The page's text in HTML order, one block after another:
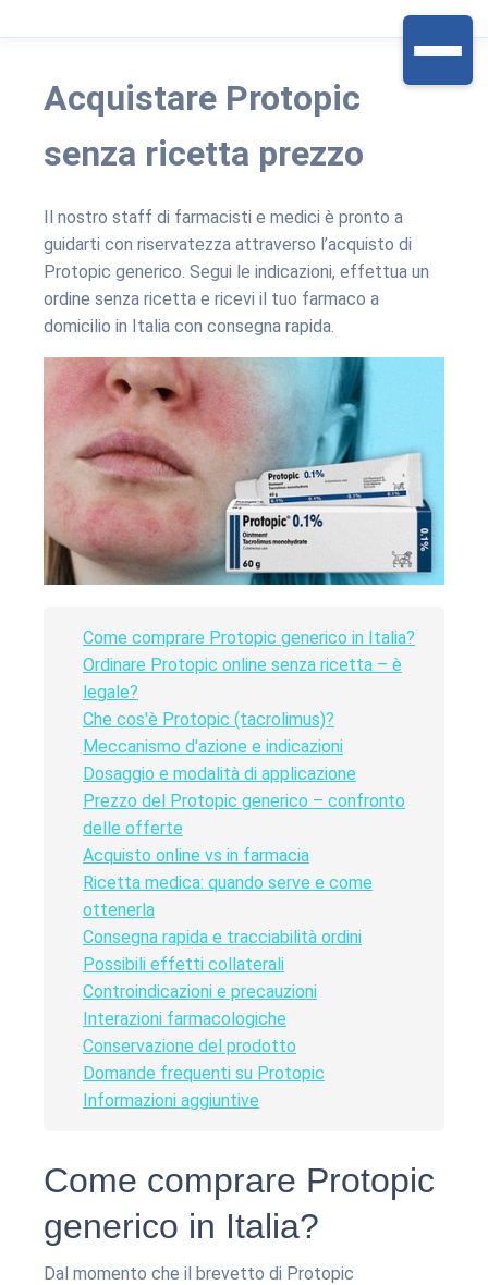
Acquistare Protopic
senza ricetta prezzo
Il nostro staff di farmacisti e medici è pronto a
guidarti con riservatezza attraverso l’acquisto di
Protopic generico. Segui le indicazioni, effettua un
ordine senza ricetta e ricevi il tuo farmaco a
domicilio in Italia con consegna rapida.
Come comprare Protopic generico in Italia?
Ordinare Protopic online senza ricetta – è
legale?
Che cos'è Protopic (tacrolimus)?
Meccanismo d'azione e indicazioni
Dosaggio e modalità di applicazione
Prezzo del Protopic generico – confronto
delle offerte
Acquisto online vs in farmacia
Ricetta medica: quando serve e come
ottenerla
Consegna rapida e tracciabilità ordini
Possibili effetti collaterali
Controindicazioni e precauzioni
Interazioni farmacologiche
Conservazione del prodotto
Domande frequenti su Protopic
Informazioni aggiuntive
Come comprare Protopic
generico in Italia?
Dal momento che il brevetto di Protopic